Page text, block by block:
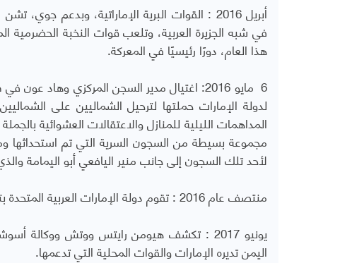
أبريل 2016 : القوات البرية الإماراتية،
في شبه الجزيرة العربية، وتلعب قوات النخبة
هذا العام، دورًا رئيسيًا في المعركة.
6 مايو 2016: اغتيال مدير السجن المركزي
لدولة الإمارات حملتها لترحيل الشماليين على
المداهمات الليلية للمنازل والاعتقالات العشوائية
مجموعة بسيطة من السجون السرية التي تم استحداثها
لأحد تلك السجون إلى جانب منير اليافعي أبو اليمامة
منتصف عام 2016 : تقوم دولة الإمارات العربية المتحدة بتأسيس وتدريب وتمويل قوات النخبة الشبوانية في شبوة.
اليمن تديره الإمارات والقوات المحلية التي تدعمها.